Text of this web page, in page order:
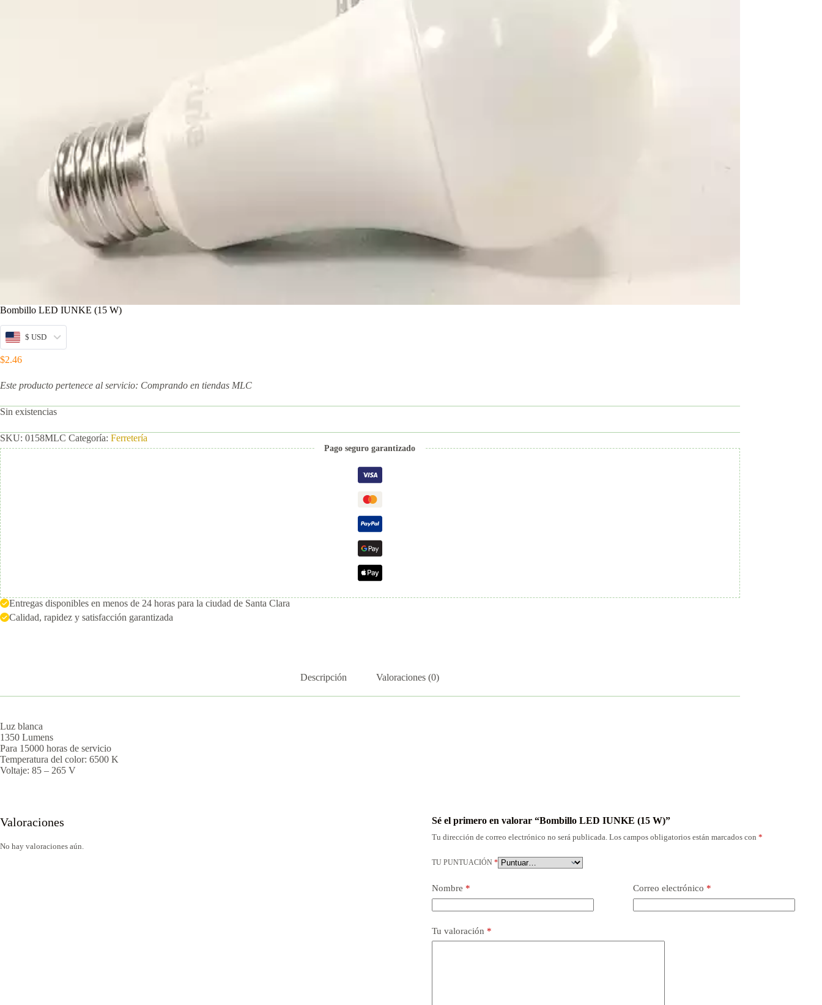
Bombillo LED IUNKE (15 W)
$ USD
$2.46
Este producto pertenece al servicio: Comprando en tiendas MLC
Sin existencias
SKU: 0158MLC Categoría: Ferretería
Pago seguro garantizado
Entregas disponibles en menos de 24 horas para la ciudad de Santa Clara
Calidad, rapidez y satisfacción garantizada
Descripción Valoraciones (0)
Luz blanca
1350 Lumens
Para 15000 horas de servicio
Temperatura del color: 6500 K
Voltaje: 85 – 265 V
Valoraciones
No hay valoraciones aún.
Sé el primero en valorar “Bombillo LED IUNKE (15 W)”
Tu dirección de correo electrónico no será publicada. Los campos obligatorios están marcados con *
TU PUNTUACIÓN *
Nombre * Correo electrónico *
Tu valoración *